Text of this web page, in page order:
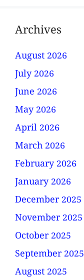
Archives
August 2026
July 2026
June 2026
May 2026
April 2026
March 2026
February 2026
January 2026
December 2025
November 2025
October 2025
September 2025
August 2025